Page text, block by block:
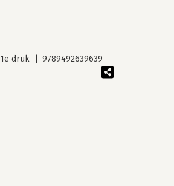
1e druk 9789492639639